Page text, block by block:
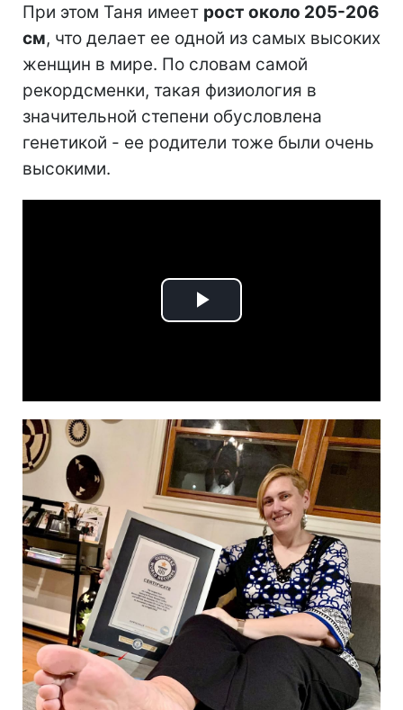
При этом Таня имеет рост около 205-206
см, что делает ее одной из самых высоких
женщин в мире. По словам самой
рекордсменки, такая физиология в
значительной степени обусловлена
генетикой - ее родители тоже были очень
высокими.
Play